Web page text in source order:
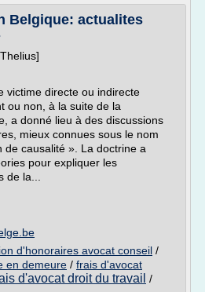
Belgique: actualites
victime directe ou indirecte
ou non, à la suite de la
a donné lieu à des discussions
mieux connues sous le nom
de causalité ». La doctrine a
pour expliquer les
la...
d'honoraires avocat conseil /
en demeure / frais d'avocat
d'avocat droit du travail /